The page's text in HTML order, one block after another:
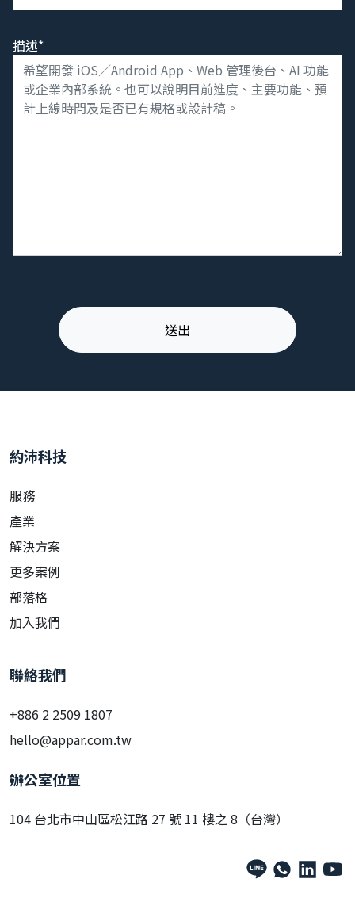
描述*
約沛科技
服務
產業
解決方案
更多案例
部落格
加入我們
聯絡我們
+886 2 2509 1807
hello@appar.com.tw
辦公室位置
104 台北市中山區松江路 27 號 11 樓之 8（台灣）